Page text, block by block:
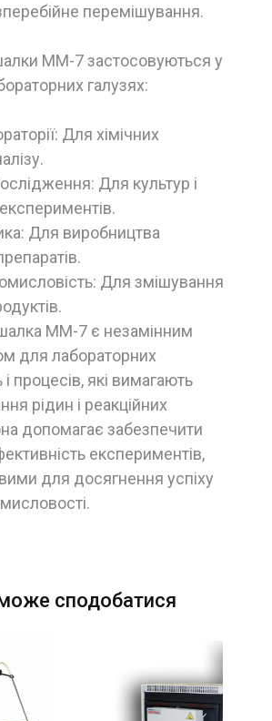
перемішування.
ММ-7 застосовуються у
галузях:
Для хімічних
Для культур і
Для виробництва
Для змішування
ММ-7 є незамінним
для лабораторних
процесів, які вимагають
рідин і реакційних
допомагає забезпечити
експериментів,
для досягнення успіху
сподобатися